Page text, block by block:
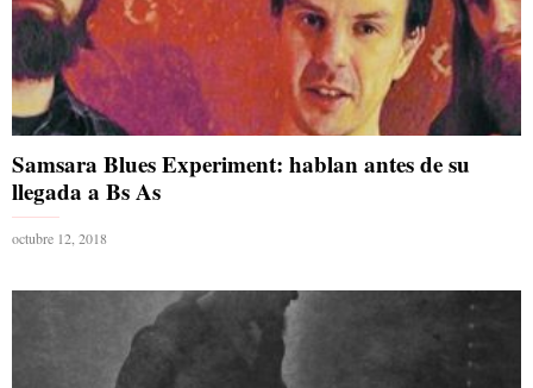
Samsara Blues Experiment: hablan antes de su
llegada a Bs As
octubre 12, 2018